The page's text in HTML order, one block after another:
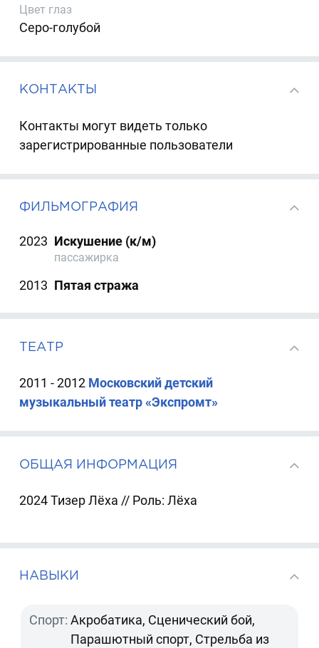
Цвет глаз
Серо-голубой
КОНТАКТЫ
Контакты могут видеть только
зарегистрированные пользователи
ФИЛЬМОГРАФИЯ
2023 Искушение (к/м)
пассажирка
2013 Пятая стража
ТЕАТР
2011 - 2012 Московский детский
музыкальный театр «Экспромт»
ОБЩАЯ ИНФОРМАЦИЯ
2024 Тизер Лёха // Роль: Лёха
НАВЫКИ
Спорт: Акробатика, Сценический бой,
Парашютный спорт, Стрельба из